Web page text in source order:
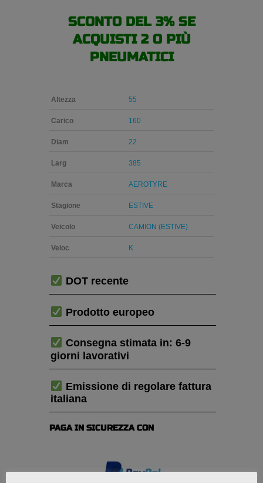
SCONTO DEL 3% SE
ACQUISTI 2 O PIÙ
PNEUMATICI
Altezza 55
Carico 160
Diam 22
Larg 385
Marca AEROTYRE
Stagione ESTIVE
Veicolo CAMION (ESTIVE)
Veloc K
DOT recente
Prodotto europeo
Consegna stimata in: 6-9
giorni lavorativi
Emissione di regolare fattura
italiana
PAGA IN SICUREZZA CON